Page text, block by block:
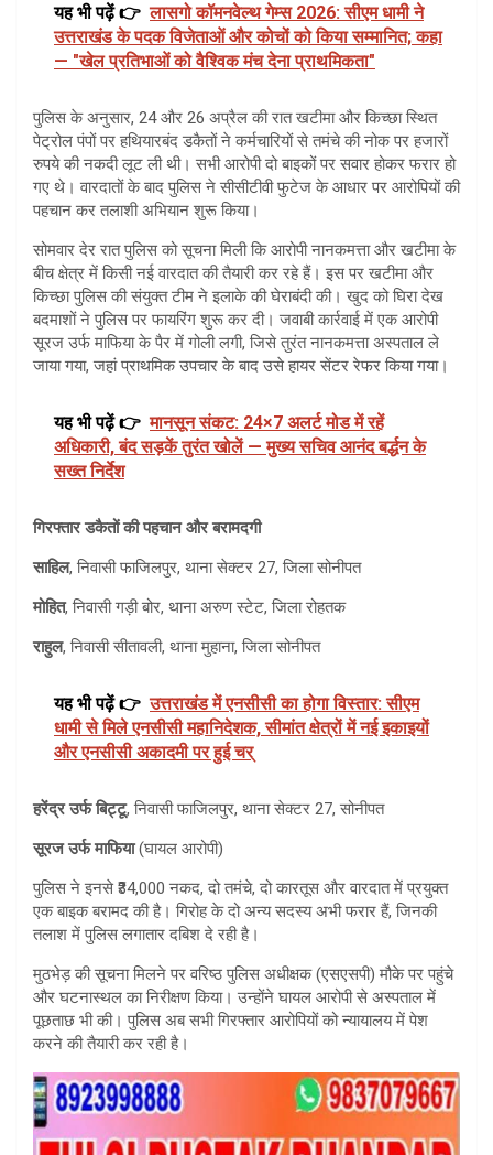
यह भी पढ़ें 👉 लासगो कॉमनवेल्थ गेम्स 2026: सीएम धामी ने
उत्तराखंड के पदक विजेताओं और कोचों को किया सम्मानित; कहा
— "खेल प्रतिभाओं को वैश्विक मंच देना प्राथमिकता"
पुलिस के अनुसार, 24 और 26 अप्रैल की रात खटीमा और किच्छा स्थित
पेट्रोल पंपों पर हथियारबंद डकैतों ने कर्मचारियों से तमंचे की नोक पर हजारों
रुपये की नकदी लूट ली थी। सभी आरोपी दो बाइकों पर सवार होकर फरार हो
गए थे। वारदातों के बाद पुलिस ने सीसीटीवी फुटेज के आधार पर आरोपियों की
पहचान कर तलाशी अभियान शुरू किया।
सोमवार देर रात पुलिस को सूचना मिली कि आरोपी नानकमत्ता और खटीमा के
बीच क्षेत्र में किसी नई वारदात की तैयारी कर रहे हैं। इस पर खटीमा और
किच्छा पुलिस की संयुक्त टीम ने इलाके की घेराबंदी की। खुद को घिरा देख
बदमाशों ने पुलिस पर फायरिंग शुरू कर दी। जवाबी कार्रवाई में एक आरोपी
सूरज उर्फ माफिया के पैर में गोली लगी, जिसे तुरंत नानकमत्ता अस्पताल ले
जाया गया, जहां प्राथमिक उपचार के बाद उसे हायर सेंटर रेफर किया गया।
यह भी पढ़ें 👉 मानसून संकट: 24×7 अलर्ट मोड में रहें
अधिकारी, बंद सड़कें तुरंत खोलें — मुख्य सचिव आनंद बर्द्धन के
सख्त निर्देश
गिरफ्तार डकैतों की पहचान और बरामदगी
साहिल, निवासी फाजिलपुर, थाना सेक्टर 27, जिला सोनीपत
मोहित, निवासी गड़ी बोर, थाना अरुण स्टेट, जिला रोहतक
राहुल, निवासी सीतावली, थाना मुहाना, जिला सोनीपत
यह भी पढ़ें 👉 उत्तराखंड में एनसीसी का होगा विस्तार: सीएम
धामी से मिले एनसीसी महानिदेशक, सीमांत क्षेत्रों में नई इकाइयों
और एनसीसी अकादमी पर हुई चर्
हरेंद्र उर्फ बिट्टू, निवासी फाजिलपुर, थाना सेक्टर 27, सोनीपत
सूरज उर्फ माफिया(घायल आरोपी)
पुलिस ने इनसे ₹34,000 नकद, दो तमंचे, दो कारतूस और वारदात में प्रयुक्त
एक बाइक बरामद की है। गिरोह के दो अन्य सदस्य अभी फरार हैं, जिनकी
तलाश में पुलिस लगातार दबिश दे रही है।
मुठभेड़ की सूचना मिलने पर वरिष्ठ पुलिस अधीक्षक (एसएसपी) मौके पर पहुंचे
और घटनास्थल का निरीक्षण किया। उन्होंने घायल आरोपी से अस्पताल में
पूछताछ भी की। पुलिस अब सभी गिरफ्तार आरोपियों को न्यायालय में पेश
करने की तैयारी कर रही है।